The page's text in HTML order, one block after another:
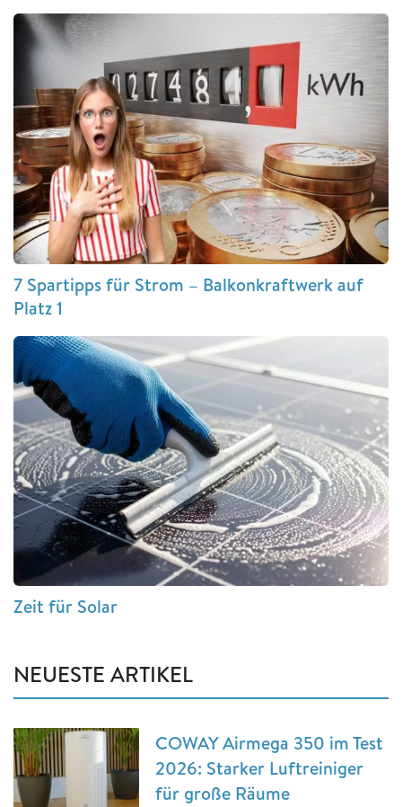
7 Spartipps für Strom – Balkonkraftwerk auf
Platz 1
Zeit für Solar
NEUESTE ARTIKEL
COWAY Airmega 350 im Test
2026: Starker Luftreiniger
für große Räume